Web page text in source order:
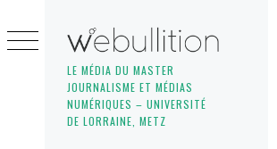
LE MÉDIA DU MASTER
JOURNALISME ET MÉDIAS
NUMÉRIQUES – UNIVERSITÉ
DE LORRAINE, METZ
to
content